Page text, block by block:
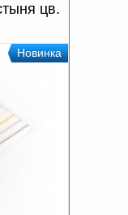
цв.
Новинка